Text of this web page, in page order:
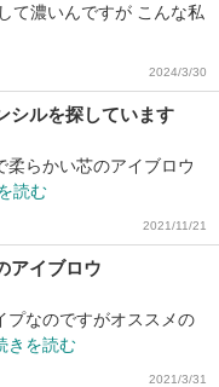
て濃いんですが こんな私
2024/3/30
シルを探しています
柔らかい芯のアイブロウ
読む
2021/11/21
アイブロウ
プなのですがオススメの
きを読む
2021/3/31